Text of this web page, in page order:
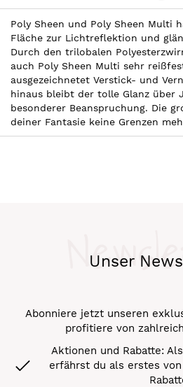
Poly Sheen und Poly Sheen Multi
Fläche zur Lichtreflektion und
Durch den trilobalen
auch Poly Sheen Multi sehr
ausgezeichnetet Verstick- und
hinaus bleibt der tolle Glanz über
besonderer Beanspruchung. Die
deiner Fantasie keine Grenzen
Unser
Abonniere jetzt unseren
profitiere von
Aktionen und Rabatte:
erfährst du als erstes